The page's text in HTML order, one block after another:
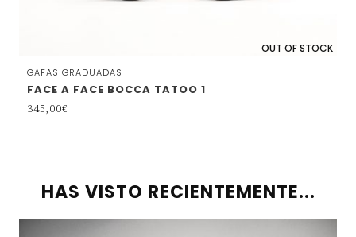
OUT OF STOCK
GAFAS GRADUADAS
FACE A FACE BOCCA TATOO 1
345,00€
HAS VISTO RECIENTEMENTE...